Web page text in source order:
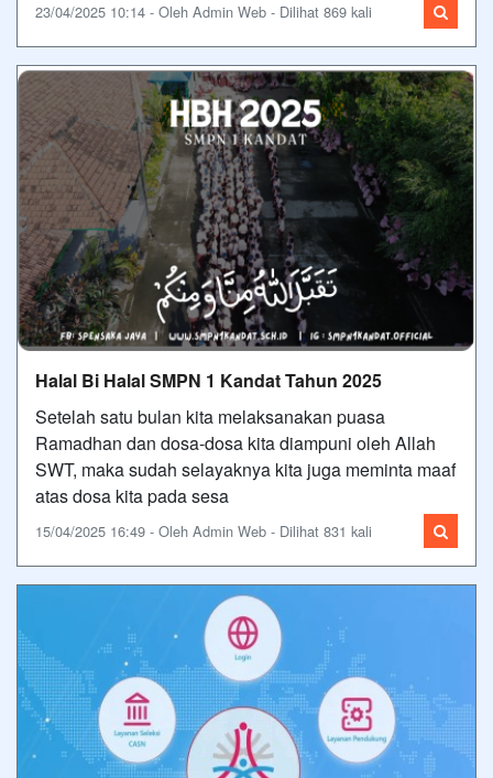
23/04/2025 10:14 - Oleh Admin Web - Dilihat 869 kali
Halal Bi Halal SMPN 1 Kandat Tahun 2025
Setelah satu bulan kita melaksanakan puasa
Ramadhan dan dosa-dosa kita diampuni oleh Allah
SWT, maka sudah selayaknya kita juga meminta maaf
atas dosa kita pada sesa
15/04/2025 16:49 - Oleh Admin Web - Dilihat 831 kali